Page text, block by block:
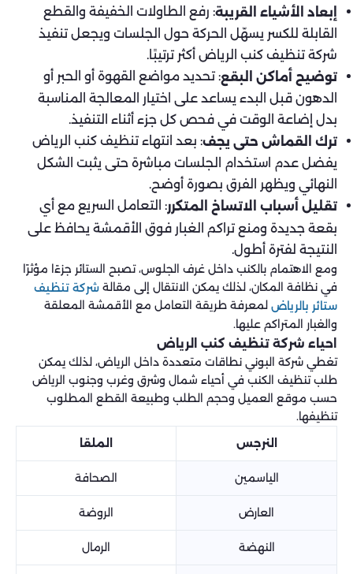
إبعاد الأشياء القريبة: رفع الطاولات الخفيفة والقطع
القابلة للكسر يسهّل الحركة حول الجلسات ويجعل تنفيذ
شركة تنظيف كنب الرياض أكثر ترتيبًا.
توضيح أماكن البقع: تحديد مواضع القهوة أو الحبر أو
الدهون قبل البدء يساعد على اختيار المعالجة المناسبة
بدل إضاعة الوقت في فحص كل جزء أثناء التنفيذ.
ترك القماش حتى يجف: بعد انتهاء تنظيف كنب الرياض
يفضل عدم استخدام الجلسات مباشرة حتى يثبت الشكل
النهائي ويظهر الفرق بصورة أوضح.
تقليل أسباب الاتساخ المتكرر: التعامل السريع مع أي
بقعة جديدة ومنع تراكم الغبار فوق الأقمشة يحافظ على
النتيجة لفترة أطول.
ومع الاهتمام بالكنب داخل غرف الجلوس، تصبح الستائر جزءًا مؤثرًا
في نظافة المكان، لذلك يمكن الانتقال إلى مقالة شركة تنظيف
ستائر بالرياض لمعرفة طريقة التعامل مع الأقمشة المعلقة
والغبار المتراكم عليها.
احياء شركة تنظيف كنب الرياض
تغطي شركة البوني نطاقات متعددة داخل الرياض، لذلك يمكن
طلب تنظيف الكنب في أحياء شمال وشرق وغرب وجنوب الرياض
حسب موقع العميل وحجم الطلب وطبيعة القطع المطلوب
تنظيفها.
النرجس
الملقا
الياسمين الصحافة
العارض الروضة
النهضة الرمال